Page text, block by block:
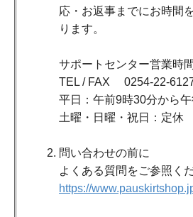
応・お返事までにお時間
ります。
サポートセンター営業時間
TEL / FAX 0254-22-
平日：午前9時30分から
土曜・日曜・祝日：定休
問い合わせの前に
よくある質問をご参照く
https://